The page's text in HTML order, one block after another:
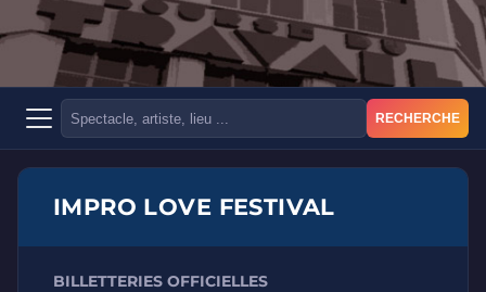
RECHERCHE
IMPRO LOVE FESTIVAL
BILLETTERIES OFFICIELLES